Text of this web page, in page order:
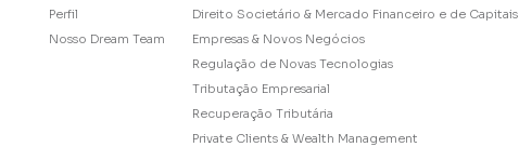
Perfil
Nosso Dream Team
Direito Societário & Mercado Financeiro e de Capitais
Empresas & Novos Negócios
Regulação de Novas Tecnologias
Tributação Empresarial
Recuperação Tributária
Private Clients & Wealth Management